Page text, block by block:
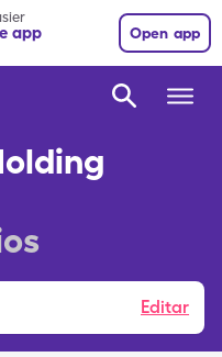
app Open app
Editar